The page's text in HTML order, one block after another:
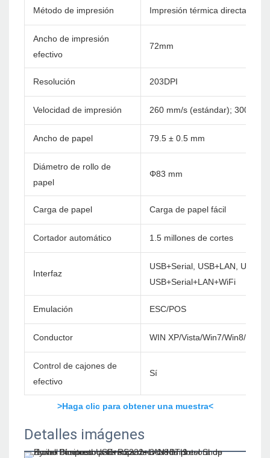
Método de impresión Impresión térmica directa
Ancho de impresión
efectivo
72mm
Resolución 203DPI
Velocidad de impresión 260 mm/s (estándar); 300 mm/
Ancho de papel 79.5 ± 0.5 mm
Diámetro de rollo de
papel
Φ83 mm
Carga de papel Carga de papel fácil
Cortador automático 1.5 millones de cortes
Interfaz
USB+Serial, USB+LAN,
USB+Serial+LAN+WiFi
Emulación ESC/POS
Conductor WIN XP/Vista/Win7/Win8/
Control de cajones de
efectivo
Sí
>Haga clic para obtener una muestra<
Detalles imágenes